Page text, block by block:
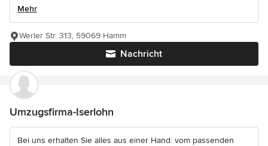
Mehr
Nachricht
Werler Str. 313, 59069 Hamm
Umzugsfirma-Iserlohn
Bei uns erhalten Sie alles aus einer Hand: vom passenden